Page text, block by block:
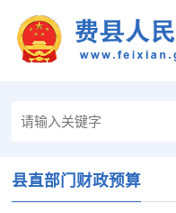
县直部门财政预算